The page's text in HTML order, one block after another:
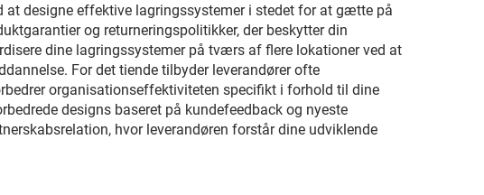
designe effektive lagringssystemer i stedet for at gætte på
og returneringspolitikker, der beskytter din
dine lagringssystemer på tværs af flere lokationer ved at
For det tiende tilbyder leverandører ofte
organisationseffektiviteten specifikt i forhold til dine
designs baseret på kundefeedback og nyeste
hvor leverandøren forstår dine udviklende